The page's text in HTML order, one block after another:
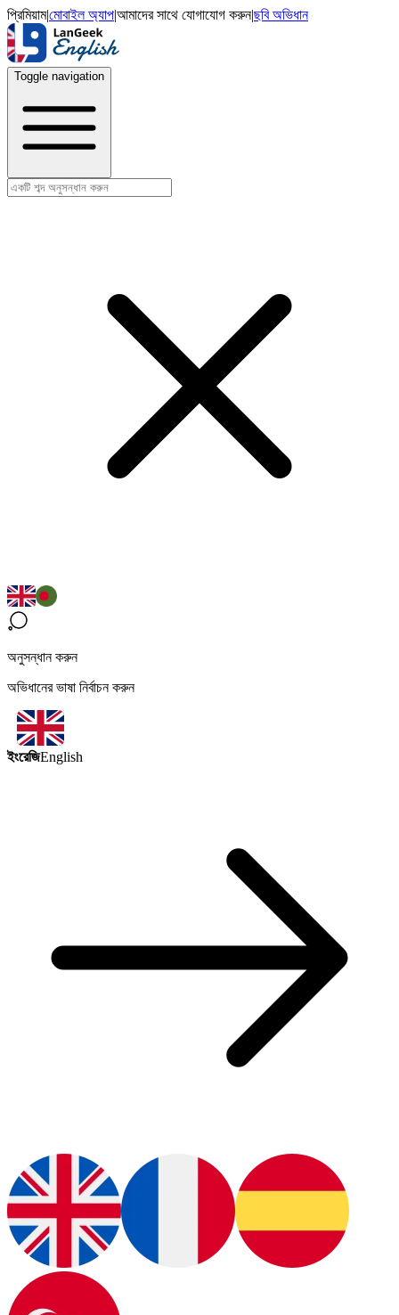
প্রিমিয়াম|মোবাইল অ্যাপ|আমাদের সাথে যোগাযোগ করুন|ছবি অভিধান
Toggle navigation
অনুসন্ধান করুন
অভিধানের ভাষা নির্বাচন করুন
ইংরেজিEnglish